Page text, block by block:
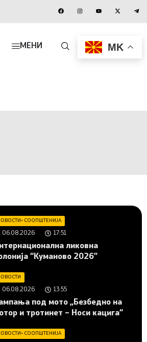
МЕНИ MK
• СООПШТЕНИЈА
06.08.2026 17:51
ликовна
“Куманово 2026”
06.08.2026 13:55
под мото „Безбедно на
и тротинет – Носи кацига“
• СООПШТЕНИЈА